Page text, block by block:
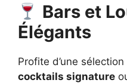
Bars et
Élégants
Profite d’une sélection
cocktails signature